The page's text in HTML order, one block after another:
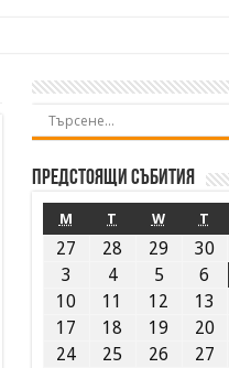
Предстоящи събития
M T W T
27 28 29 30
3
4 5 6
10
11 12 13
17
18 19 20
24
25 26 27